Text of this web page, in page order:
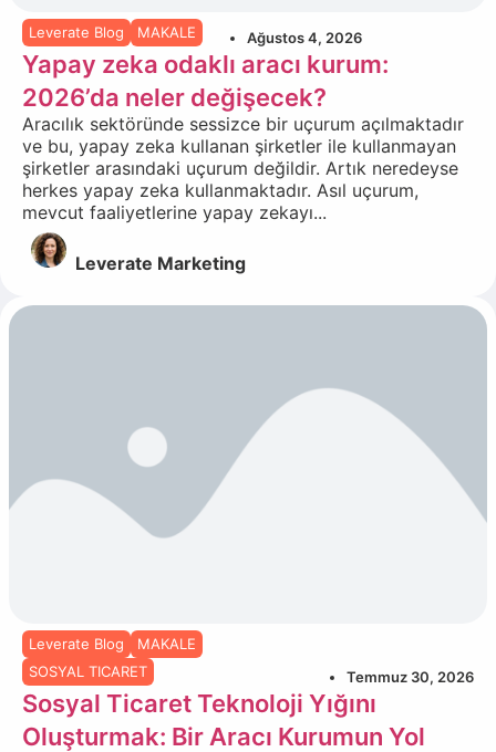
Leverate Blog MAKALE Ağustos 4, 2026
Yapay zeka odaklı aracı kurum:
2026’da neler değişecek?
Aracılık sektöründe sessizce bir uçurum açılmaktadır
ve bu, yapay zeka kullanan şirketler ile kullanmayan
şirketler arasındaki uçurum değildir. Artık neredeyse
herkes yapay zeka kullanmaktadır. Asıl uçurum,
mevcut faaliyetlerine yapay zekayı...
Leverate Marketing
Leverate Blog
MAKALE
SOSYAL TICARET
Temmuz 30, 2026
Sosyal Ticaret Teknoloji Yığını
Oluşturmak: Bir Aracı Kurumun Yol